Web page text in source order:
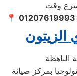
01207619993
الزيتون
الباهظة
بمركز صيانة